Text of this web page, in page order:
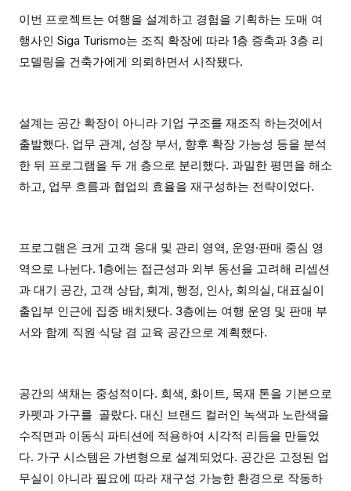
이번 프로젝트는 여행을 설계하고 경험을 기획하는 도매 여
행사인 Siga Turismo는 조직 확장에 따라 1층 증축과 3층 리
모델링을 건축가에게 의뢰하면서 시작됐다.
설계는 공간 확장이 아니라 기업 구조를 재조직 하는것에서
출발했다. 업무 관계, 성장 부서, 향후 확장 가능성 등을 분석
한 뒤 프로그램을 두 개 층으로 분리했다. 과밀한 평면을 해소
하고, 업무 흐름과 협업의 효율을 재구성하는 전략이었다.
프로그램은 크게 고객 응대 및 관리 영역, 운영·판매 중심 영
역으로 나뉜다. 1층에는 접근성과 외부 동선을 고려해 리셉션
과 대기 공간, 고객 상담, 회계, 행정, 인사, 회의실, 대표실이
출입부 인근에 집중 배치됐다. 3층에는 여행 운영 및 판매 부
서와 함께 직원 식당 겸 교육 공간으로 계획했다.
공간의 색채는 중성적이다. 회색, 화이트, 목재 톤을 기본으로
카펫과 가구를 골랐다. 대신 브랜드 컬러인 녹색과 노란색을
수직면과 이동식 파티션에 적용하여 시각적 리듬을 만들었
다. 가구 시스템은 가변형으로 설계되었다. 공간은 고정된 업
무실이 아니라 필요에 따라 재구성 가능한 환경으로 작동하